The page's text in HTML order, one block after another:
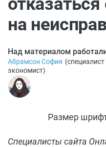
на
Над материалом
Абрамсон София (
экономист)
Размер
Специалисты сайта